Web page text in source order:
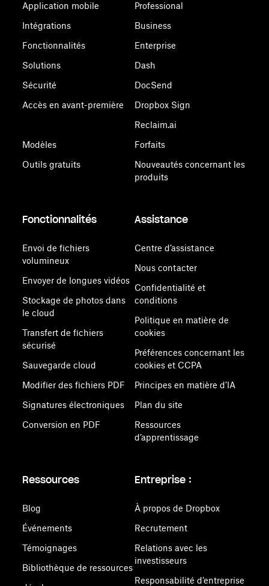
Application mobile
Intégrations
Fonctionnalités
Solutions
Sécurité
Accès en avant-première
Modèles
Outils gratuits
Professional
Business
Enterprise
Dash
DocSend
Dropbox Sign
Reclaim.ai
Forfaits
Nouveautés concernant les
produits
Fonctionnalités
Envoi de fichiers
volumineux
Envoyer de longues vidéos
Stockage de photos dans
le cloud
Transfert de fichiers
sécurisé
Sauvegarde cloud
Modifier des fichiers PDF
Signatures électroniques
Conversion en PDF
Assistance
Centre d’assistance
Nous contacter
Confidentialité et
conditions
Politique en matière de
cookies
Préférences concernant les
cookies et CCPA
Principes en matière d’IA
Plan du site
Ressources
d’apprentissage
Ressources
Blog
Événements
Témoignages
Bibliothèque de ressources
Entreprise :
À propos de Dropbox
Recrutement
Relations avec les
investisseurs
Responsabilité d’entreprise